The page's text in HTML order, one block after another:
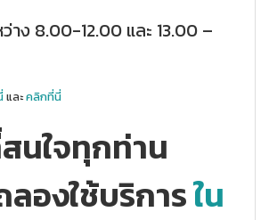
ว่าง 8.00-12.00 และ 13.00 –
และคลิกที่นี่
นใจทุกท่าน
ลองใช้บริการใน